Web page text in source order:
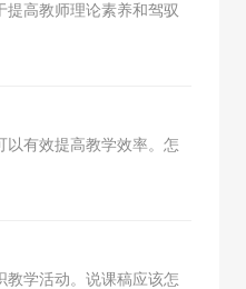
提高教师理论素养和驾驭
以有效提高教学效率。怎
教学活动。说课稿应该怎